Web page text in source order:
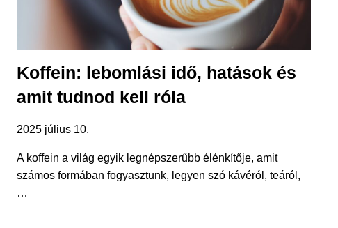
Koffein: lebomlási idő, hatások és
amit tudnod kell róla
2025 július 10.
A koffein a világ egyik legnépszerűbb élénkítője, amit
számos formában fogyasztunk, legyen szó kávéról, teáról,
…